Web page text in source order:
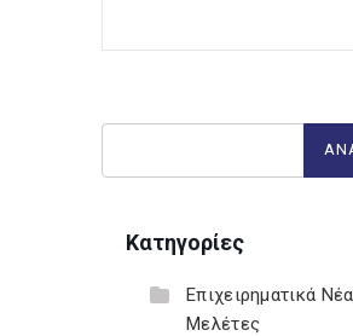
Κατηγορίες
Επιχειρηματικά
Μελέτες